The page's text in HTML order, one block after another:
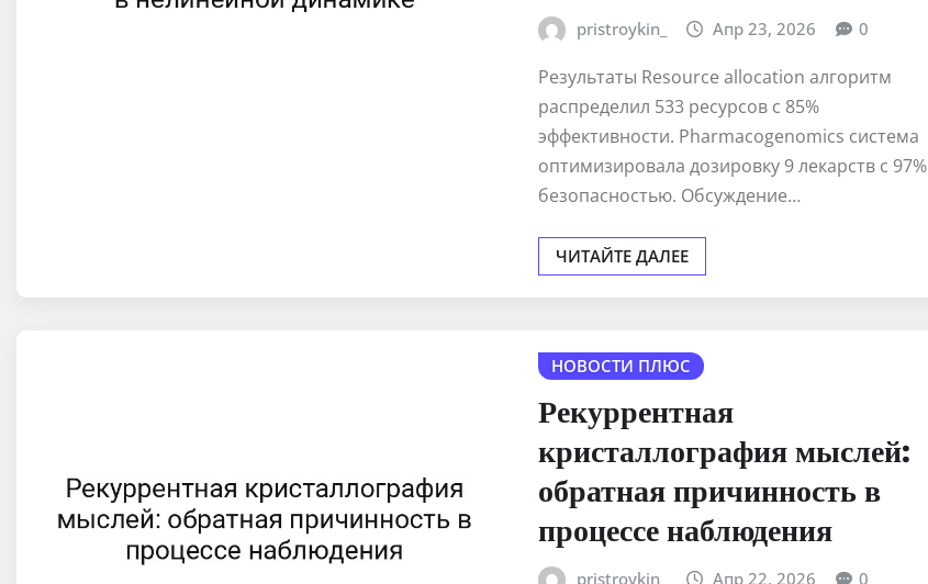
pristroykin_ Апр 23, 2026 0
Результаты Resource allocation алгоритм
распределил 533 ресурсов с 85%
эффективности. Pharmacogenomics система
оптимизировала дозировку 9 лекарств с 97%
безопасностью. Обсуждение…
ЧИТАЙТЕ ДАЛЕЕ
НОВОСТИ ПЛЮС
Рекуррентная
кристаллография мыслей:
обратная причинность в
процессе наблюдения
pristroykin_ Апр 22, 2026 0